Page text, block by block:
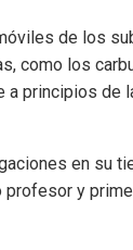
de los
como los
a principios
en su
y